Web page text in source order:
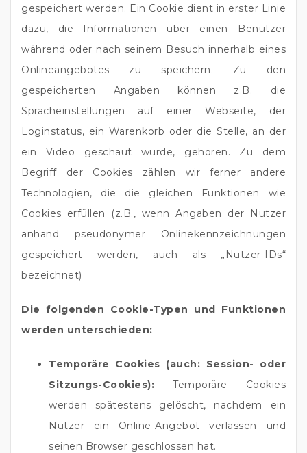
gespeichert werden. Ein Cookie dient in erster Linie
dazu, die Informationen über einen Benutzer
während oder nach seinem Besuch innerhalb eines
Onlineangebotes zu speichern. Zu den
gespeicherten Angaben können z.B. die
Spracheinstellungen auf einer Webseite, der
Loginstatus, ein Warenkorb oder die Stelle, an der
ein Video geschaut wurde, gehören. Zu dem
Begriff der Cookies zählen wir ferner andere
Technologien, die die gleichen Funktionen wie
Cookies erfüllen (z.B., wenn Angaben der Nutzer
anhand pseudonymer Onlinekennzeichnungen
gespeichert werden, auch als „Nutzer-IDs“
bezeichnet)
Die folgenden Cookie-Typen und Funktionen
werden unterschieden:
Temporäre Cookies (auch: Session- oder
Sitzungs-Cookies): Temporäre Cookies
werden spätestens gelöscht, nachdem ein
Nutzer ein Online-Angebot verlassen und
seinen Browser geschlossen hat.